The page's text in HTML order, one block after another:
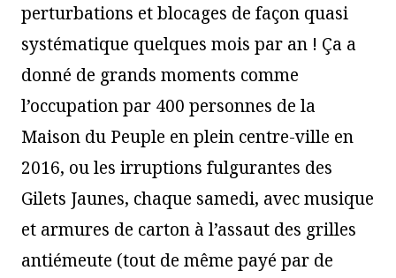
perturbations et blocages de façon quasi
systématique quelques mois par an ! Ça a
donné de grands moments comme
l’occupation par 400 personnes de la
Maison du Peuple en plein centre-ville en
2016, ou les irruptions fulgurantes des
Gilets Jaunes, chaque samedi, avec musique
et armures de carton à l’assaut des grilles
antiémeute (tout de même payé par de